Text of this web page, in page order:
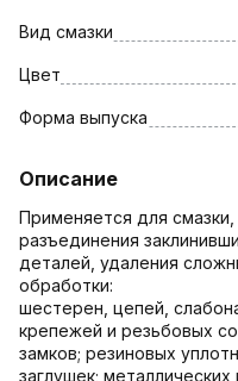
Вид смазки
Цвет
Форма выпуска
Описание
Применяется для смазки,
разъединения
деталей, удаления
обработки:
шестерен, цепей,
крепежей и резьбовых
замков; резиновых
заглушек;